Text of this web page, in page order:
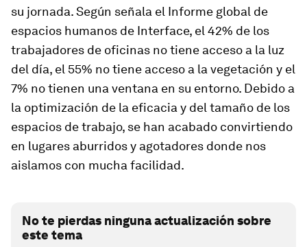
su jornada. Según señala el Informe global de
espacios humanos de Interface, el 42% de los
trabajadores de oficinas no tiene acceso a la luz
del día, el 55% no tiene acceso a la vegetación y el
7% no tienen una ventana en su entorno. Debido a
la optimización de la eficacia y del tamaño de los
espacios de trabajo, se han acabado convirtiendo
en lugares aburridos y agotadores donde nos
aislamos con mucha facilidad.
No te pierdas ninguna actualización sobre
este tema